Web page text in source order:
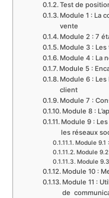
Test de
Module 1 : La
vente
Module 2 : 7
Module 3 :
Module 4 : La
Module 5 :
Module 6 : Les
client
Module 7 :
Module 8 :
Module 9 :
les réseaux
Module 9.1
Module
Module
Module 10 :
Module 11 :
de